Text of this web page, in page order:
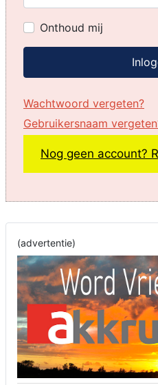
Onthoud mij
Wachtwoord vergeten?
Gebruikersnaam
Nog geen account?
(advertentie)